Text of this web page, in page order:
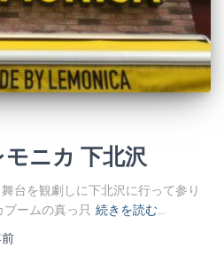
ニカ 下北沢
台を観劇しに下北沢に行って参り
ームの真っ只 続きを読む…
前